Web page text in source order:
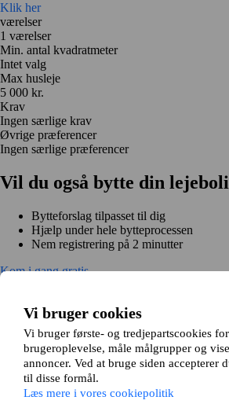
Vi bruger cookies
Vi bruger første- og tredjepartscookies
brugeroplevelse, måle målgrupper og
annoncer. Ved at bruge siden accepterer
til disse formål.
Læs mere i vores cookiepolitik
Klik her
værelser
1 værelser
Min. antal kvadratmeter
Intet valg
Max husleje
5 000 kr.
Krav
Ingen særlige krav
Øvrige præferencer
Ingen særlige præferencer
Vil du også bytte din
Bytteforslag tilpasset til dig
Hjælp under hele bytteprocessen
Nem registrering på 2 minutter
Kom i gang gratis
Læs mere
Nyheder og tips
Om Hjembytte.dk
Om osGenerelle vilkår og betingelser
personoplysninger CookiepolitikSitemap
Kundeservice
Hjælp